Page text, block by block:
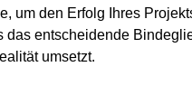
um den Erfolg Ihres
entscheidende
umsetzt.